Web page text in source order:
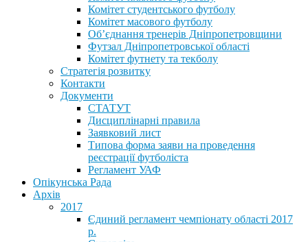
Комітет студентського футболу
Комітет масового футболу
Обʼєднання тренерів Дніпропетровщини
Футзал Дніпропетровської області
Комітет футнету та текболу
Стратегія розвитку
Контакти
Документи
СТАТУТ
Дисциплінарні правила
Заявковий лист
Типова форма заяви на проведення
реєстрації футболіста
Регламент УАФ
Опікунська Рада
Архів
2017
Єдиний регламент чемпіонату області 2017
р.